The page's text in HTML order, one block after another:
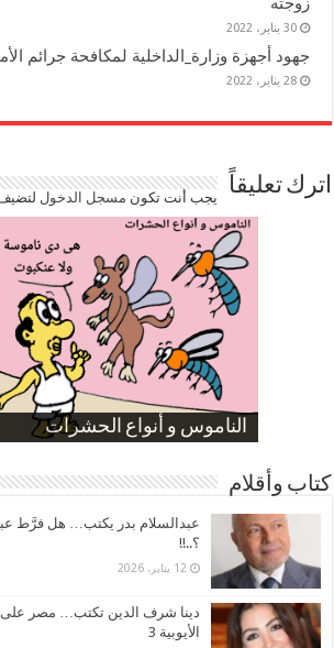
30 يناير، 2022
جهود أجهزة وزارة_الداخلية لمكافحة جرائم
28 يناير، 2022
اترك تعليقاً يجب أنت تكون مسجل الدخوللتضيف
الناموس و أنواع الحشرات
الموظفين بعد ارتفاع الأسعار
ارتفاع نسبة الطلاق في مصر
صورة كاركاتيرية
صورة كاركاتيرية
كتاب وأقلام
عبدالسلام بدر يكتب… هل فرَّط
؟..!!
12 يناير، 2026
دينا شرف الدين تكتب… مصر على
الأيوبية 3